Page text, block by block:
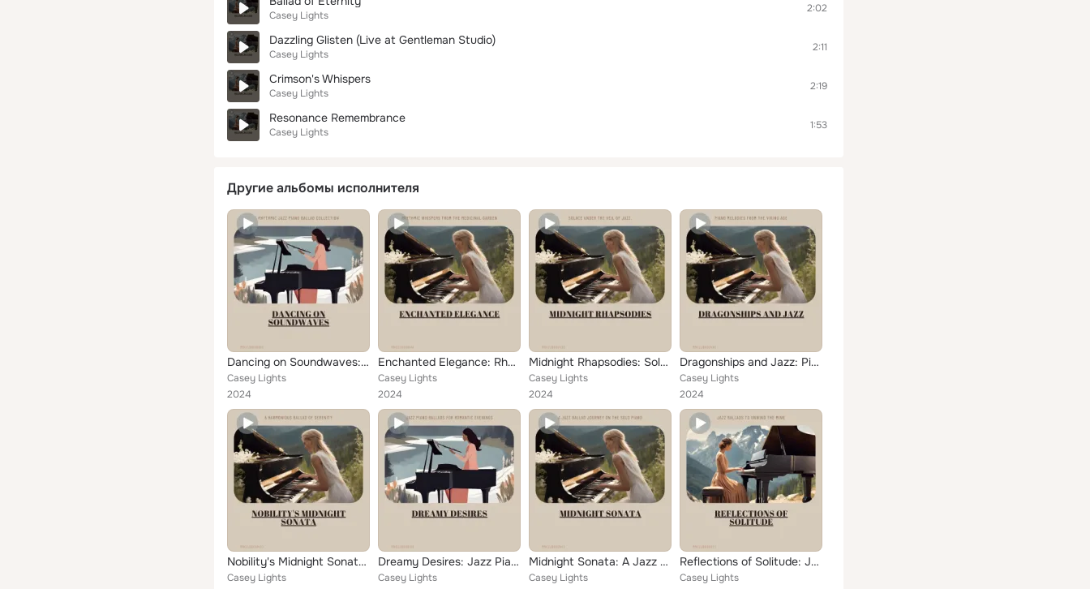
Casey Lights
2:02
Dazzling Glisten (Live at Gentleman Studio)
Casey Lights
2:11
Crimson's Whispers
Casey Lights
2:19
Resonance Remembrance
Casey Lights
1:53
Другие альбомы исполнителя
Dancing on Soundwaves: Rhythmic Jazz Piano Ballad Collection
Casey Lights
2024
Enchanted Elegance: Rhythmic Whispers from the Medicinal Garden
Casey Lights
2024
Midnight Rhapsodies: Solace under the Veil of Jazz.
Casey Lights
2024
Dragonships and Jazz: Piano Melodies from the Viking Age
Casey Lights
2024
Nobility's Midnight Sonata: A Harmonious Ballad of Serenity
Casey Lights
Dreamy Desires: Jazz Piano Ballads for Romantic Evenings
Casey Lights
Midnight Sonata: A Jazz Ballad Journey on the Solo Piano
Casey Lights
Reflections of Solitude: Jazz Ballads to Unwind the Mind
Casey Lights